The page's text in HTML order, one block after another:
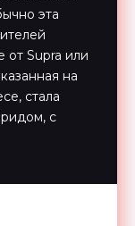
эта
от Supra или
на
стала
с